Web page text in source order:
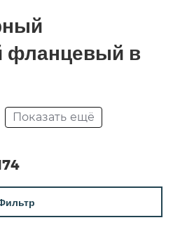
фланцевый в
Показать ещё
15с65нж ду50